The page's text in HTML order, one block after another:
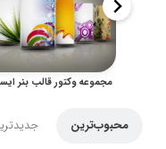
محبوب‌ترین